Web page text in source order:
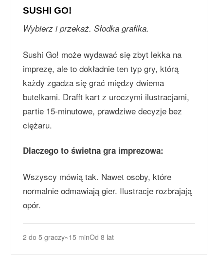
SUSHI GO!
Wybierz i przekaż. Słodka grafika.
Sushi Go! może wydawać się zbyt lekka na
imprezę, ale to dokładnie ten typ gry, którą
każdy zgadza się grać między dwiema
butelkami. Drafft kart z uroczymi ilustracjami,
partie 15-minutowe, prawdziwe decyzje bez
ciężaru.
Dlaczego to świetna gra imprezowa:
Wszyscy mówią tak. Nawet osoby, które
normalnie odmawiają gier. Ilustracje rozbrajają
opór.
2 do 5 graczy~15 minOd 8 lat